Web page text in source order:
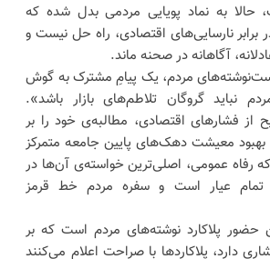
حالا به نماد پویایی مردمی بدل شده که
نارسایی‌های اقتصادی، راه حل نیست و
آگاهانه در صحنه ماند.
مردم، یک پیامِ مشترک به گوش
نباید گروگان تلاطم‌های بازار باشد».
از فشارهای اقتصادی، مطالبه‌ی خود را بر
بهبود معیشت دهک‌های پایین جامعه متمرکز
که رفاه عمومی، اصلی‌ترین خواسته‌ی آن‌ها در
عیار است و سفره مردم خط قرمز
حضور پلاکارد نوشته‌های مردم است که بر
دارد، پلاکاردها با صراحت اعلام می‌کنند